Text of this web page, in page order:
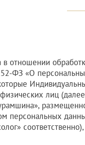
отношении
ФЗ «О
лиц
персональных